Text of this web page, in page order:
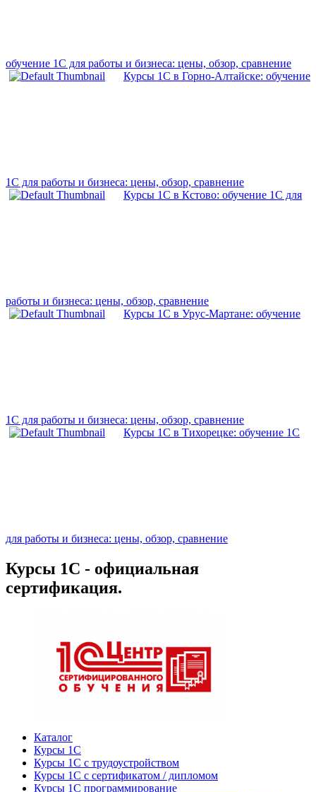
обучение 1С для работы и бизнеса: цены, обзор, сравнение
Курсы 1С в Горно-Алтайске: обучение
1С для работы и бизнеса: цены, обзор, сравнение
Курсы 1С в Кстово: обучение 1С для
работы и бизнеса: цены, обзор, сравнение
Курсы 1С в Урус-Мартане: обучение
1С для работы и бизнеса: цены, обзор, сравнение
Курсы 1С в Тихорецке: обучение 1С
для работы и бизнеса: цены, обзор, сравнение
Курсы 1С - официальная
сертификация.
Каталог
Курсы 1С
Курсы 1С с трудоустройством
Курсы 1С с сертификатом / дипломом
Курсы 1С программирование